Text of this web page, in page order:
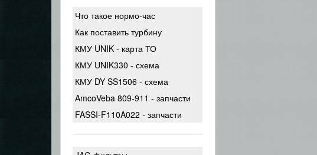
Что такое нормо-час
Как поставить турбину
КМУ UNIK - карта ТО
КМУ UNIK330 - схема
КМУ DY SS1506 - схема
AmcoVeba 809-911 - запчасти
FASSI-F110A022 - запчасти